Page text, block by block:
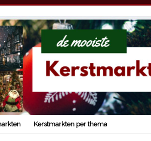
Kerstmarkten per thema